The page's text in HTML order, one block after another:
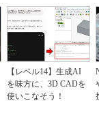
【レベル14】生成AI
を味方に、3D CADを
使いこなそう！